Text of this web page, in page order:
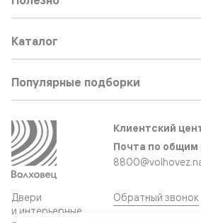
Двери
и интерьерные
Каталог
Популярные подборки
Клиентский
Почта по общим
Обратный звонок